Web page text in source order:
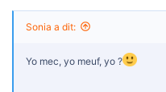
Sonia a dit:
Yo mec, yo meuf, yo ?